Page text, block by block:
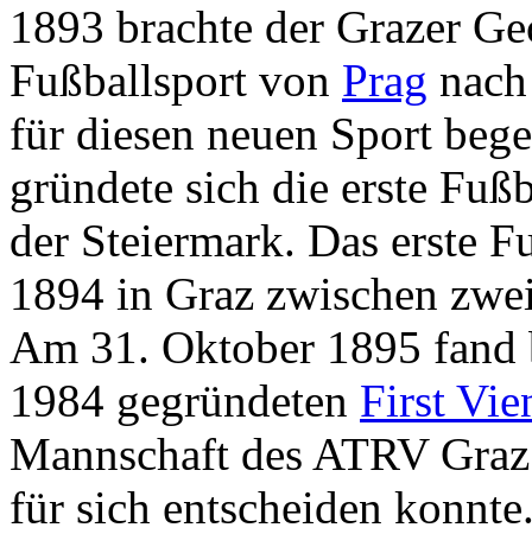
1893 brachte der Grazer
Fußballsport von Prag
für diesen neuen Sport
gründete sich die erste
der Steiermark. Das erste
1894 in Graz zwischen
Am 31. Oktober 1895 fand
1984 gegründeten First
Mannschaft des ATRV
für sich entscheiden